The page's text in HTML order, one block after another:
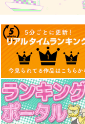
J-Tank40号
J-Tank
1,320円（税込）
ガルパン